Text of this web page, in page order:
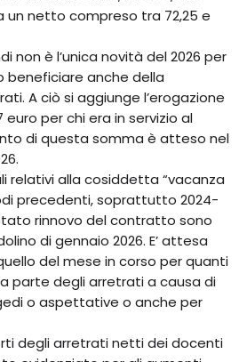
un netto compreso tra 72,25 e
non è l’unica novità del 2026 per
beneficiare anche della
A ciò si aggiunge l’erogazione
euro per chi era in servizio al
di questa somma è atteso nel
relativi alla cosiddetta “vacanza
precedenti, soprattutto 2024-
rinnovo del contratto sono
di gennaio 2026. E’ attesa
del mese in corso per quanti
parte degli arretrati a causa di
o aspettative o anche per
degli arretrati netti dei docenti